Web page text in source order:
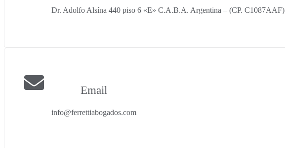
Dr. Adolfo Alsína 440 piso 6 «E» C.A.B.A. Argentina – (CP. C1087AAF)
Email
info@ferrettiabogados.com